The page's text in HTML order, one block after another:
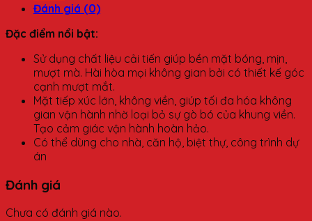
Đánh giá (0)
Đặc điểm nổi bật:
Sử dụng chất liệu cải tiến giúp bền mặt bóng, mịn,
mượt mà. Hài hòa mọi không gian bởi có thiết kế góc
cạnh mượt mắt.
Mặt tiếp xúc lớn, không viền, giúp tối đa hóa không
gian vận hành nhờ loại bỏ sự gò bó của khung viền.
Tạo cảm giác vận hành hoàn hảo.
Có thể dùng cho nhà, căn hộ, biệt thự, công trình dự
án
Đánh giá
Chưa có đánh giá nào.